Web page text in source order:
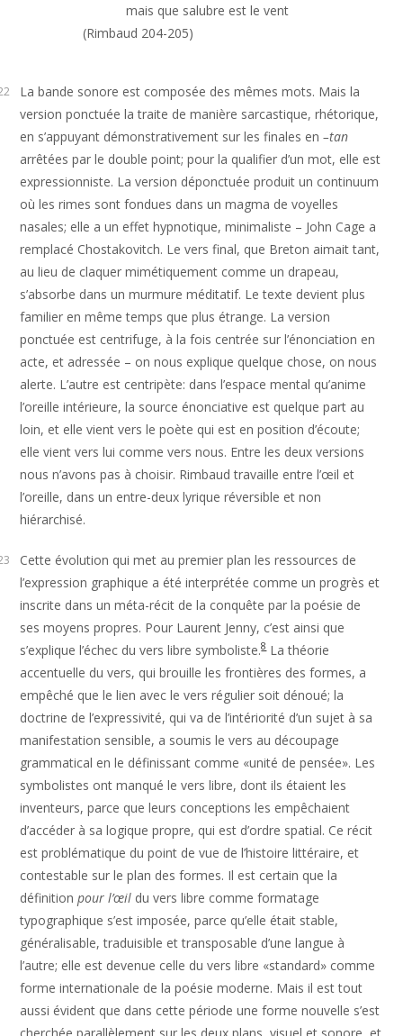
            mais que salubre est le vent
(Rimbaud 204-205)
La bande sonore est composée des mêmes mots. Mais la
version ponctuée la traite de manière sarcastique, rhétorique,
en s’appuyant démonstrativement sur les finales en–tan
arrêtées par le double point; pour la qualifier d’un mot, elle est
expressionniste. La version déponctuée produit un continuum
où les rimes sont fondues dans un magma de voyelles
nasales; elle a un effet hypnotique, minimaliste – John Cage a
remplacé Chostakovitch. Le vers final, que Breton aimait tant,
au lieu de claquer mimétiquement comme un drapeau,
s’absorbe dans un murmure méditatif. Le texte devient plus
familier en même temps que plus étrange. La version
ponctuée est centrifuge, à la fois centrée sur l’énonciation en
acte, et adressée – on nous explique quelque chose, on nous
alerte. L’autre est centripète: dans l’espace mental qu’anime
l’oreille intérieure, la source énonciative est quelque part au
loin, et elle vient vers le poète qui est en position d’écoute;
elle vient vers lui comme vers nous. Entre les deux versions
nous n’avons pas à choisir. Rimbaud travaille entre l’œil et
l’oreille, dans un entre-deux lyrique réversible et non
hiérarchisé.
Cette évolution qui met au premier plan les ressources de
l’expression graphique a été interprétée comme un progrès et
inscrite dans un méta-récit de la conquête par la poésie de
ses moyens propres. Pour Laurent Jenny, c’est ainsi que
s’explique l’échec du vers libre symboliste.8La théorie
accentuelle du vers, qui brouille les frontières des formes, a
empêché que le lien avec le vers régulier soit dénoué; la
doctrine de l’expressivité, qui va de l’intériorité d’un sujet à sa
manifestation sensible, a soumis le vers au découpage
grammatical en le définissant comme «unité de pensée». Les
symbolistes ont manqué le vers libre, dont ils étaient les
inventeurs, parce que leurs conceptions les empêchaient
d’accéder à sa logique propre, qui est d’ordre spatial. Ce récit
est problématique du point de vue de l’histoire littéraire, et
contestable sur le plan des formes. Il est certain que la
définitionpour l’œil du vers libre comme formatage
typographique s’est imposée, parce qu’elle était stable,
généralisable, traduisible et transposable d’une langue à
l’autre; elle est devenue celle du vers libre «standard» comme
forme internationale de la poésie moderne. Mais il est tout
aussi évident que dans cette période une forme nouvelle s’est
cherchée parallèlement sur les deux plans, visuel et sonore, et